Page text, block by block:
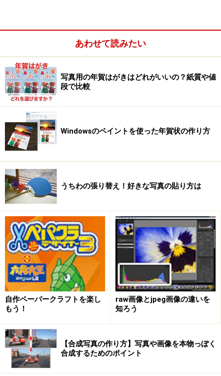
」しておきます。キャンバスの左上のピクセルの色が、
透明になる特性があるからです。
「ファイル」メニュー＞「名前を付けて保存」のダイア
ログボックスの「ファイル名」の欄で、ファイル名の後
の拡張子を「.ico」とつけます。
！このアイコンファイルを保存した場所を、覚えておき
あわせて読みたい
写真用の年賀はがきはどれがいいの？紙質や値
段で比較
Windowsのペイントを使った年賀状の作り方
うちわの張り替え！好きな写真の貼り方は
自作ペーパークラフトを楽し
もう！
raw画像とjpeg画像の違いを
知ろう
【合成写真の作り方】写真や画像を本物っぽく
合成するためのポイント